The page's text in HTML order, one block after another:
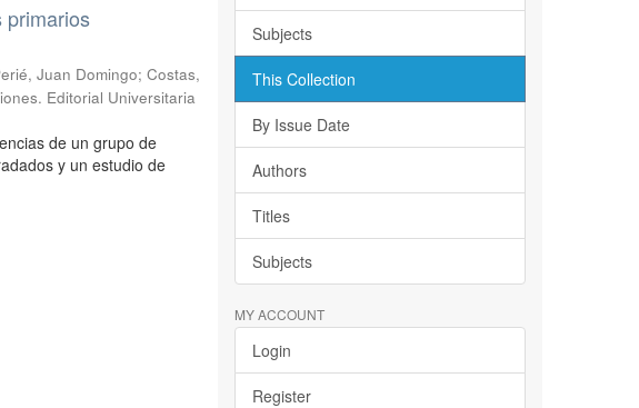
primarios
Juan Domingo; Costas,
Editorial Universitaria
de un grupo de
y un estudio de
Subjects
This Collection
By Issue Date
Authors
Titles
Subjects
MY ACCOUNT
Login
Register